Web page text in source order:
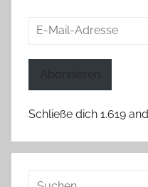
E-
Abonnieren
Schließe dich 1.619
Suchen